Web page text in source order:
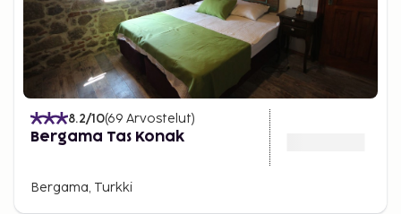
8.2/10(69 Arvostelut)
Bergama Tas Konak
Bergama, Turkki